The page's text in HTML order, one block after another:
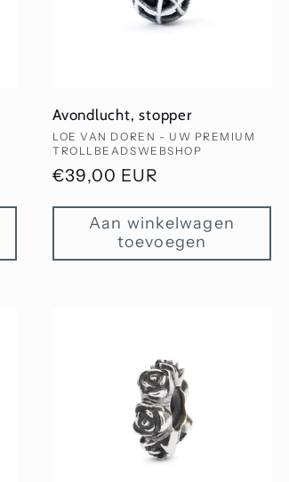
Avondlucht, stopper
Verkoper:
LOE VAN DOREN - UW PREMIUM
TROLLBEADSWEBSHOP
Normale
€39,00 EUR
Aan winkelwagen
toevoegen